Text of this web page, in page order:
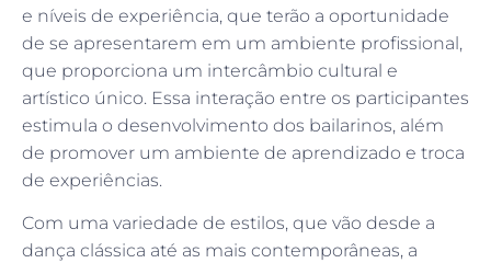
e níveis de experiência, que terão a oportunidade
de se apresentarem em um ambiente profissional,
que proporciona um intercâmbio cultural e
artístico único. Essa interação entre os participantes
estimula o desenvolvimento dos bailarinos, além
de promover um ambiente de aprendizado e troca
de experiências.
Com uma variedade de estilos, que vão desde a
dança clássica até as mais contemporâneas, a